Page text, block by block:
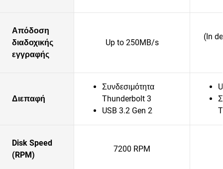
Απόδοση
διαδοχικής
εγγραφής
Up to 250MB/s
(In
Διεπαφή
Συνδεσιμότητα
Thunderbolt 3
USB 3.2 Gen 2
Disk Speed
(RPM)
7200 RPM